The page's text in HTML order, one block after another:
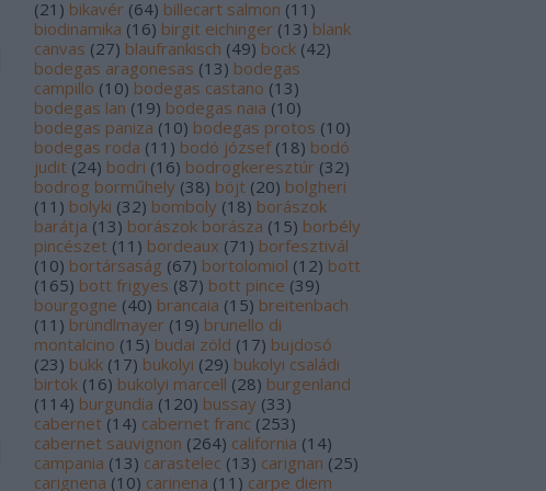
(21 ) bikavér (64) billecart salmon (11 )
biodinamika (16) birgit eichinger (13) blank
canvas (27) blaufrankisch (49) bock (42)
bodegas aragonesas (13) bodegas
campillo (10) bodegas castano (13)
bodegas lan (19) bodegas naia (10)
bodegas paniza (10) bodegas protos (10)
bodegas roda (11 ) bodó józsef (18) bodó
judit (24) bodri (16) bodrogkeresztúr (32)
bodrog borműhely (38) böjt (20) bolgheri
(11 ) bolyki (32) bomboly (18) borászok
barátja (13) borászok borásza (15) borbély
pincészet (11 ) bordeaux (71 ) borfesztivál
(10) bortársaság (67) bortolomiol (12) bott
(165) bott frigyes (87) bott pince (39)
bourgogne (40) brancaia (15) breitenbach
(11 ) bründlmayer (19) brunello di
montalcino (15) budai zöld (17) bujdosó
(23) bükk (17) bukolyi (29) bukolyi családi
birtok (16) bukolyi marcell (28) burgenland
(114) burgundia (120) bussay (33)
cabernet (14) cabernet franc (253)
cabernet sauvignon (264) california (14)
campania (13) carastelec (13) carignan (25)
carignena (10) carinena (11 ) carpe diem